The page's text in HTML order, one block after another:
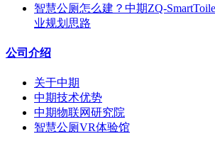
智慧公厕怎么建？中期ZQ-
业规划思路
公司介绍
关于中期
中期技术优势
中期物联网研究院
智慧公厕VR体验馆